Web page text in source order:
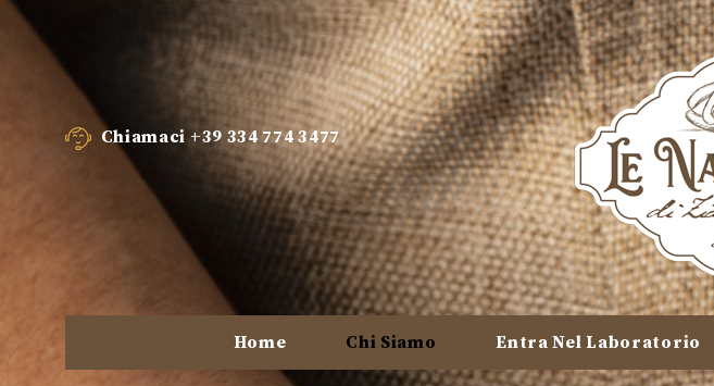
Chiamaci +39 334 774 3477
Home Chi Siamo Entra Nel Laboratorio